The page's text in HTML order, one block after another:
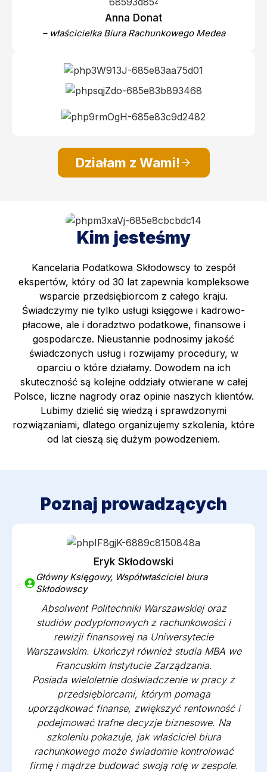
Anna Donat
– właścicielka Biura Rachunkowego Medea
Działam z Wami!
Kim jesteśmy
Kancelaria Podatkowa Skłodowscy to zespół
ekspertów, który od 30 lat zapewnia kompleksowe
wsparcie przedsiębiorcom z całego kraju.
Świadczymy nie tylko usługi księgowe i kadrowo-
płacowe, ale i doradztwo podatkowe, finansowe i
gospodarcze. Nieustannie podnosimy jakość
świadczonych usług i rozwijamy procedury, w
oparciu o które działamy. Dowodem na ich
skuteczność są kolejne oddziały otwierane w całej
Polsce, liczne nagrody oraz opinie naszych klientów.
Lubimy dzielić się wiedzą i sprawdzonymi
rozwiązaniami, dlatego organizujemy szkolenia, które
od lat cieszą się dużym powodzeniem.
Poznaj prowadzących
Eryk Skłodowski
Główny Księgowy, Współwłaściciel biura
Skłodowscy
Absolwent Politechniki Warszawskiej oraz
studiów podyplomowych z rachunkowości i
rewizji finansowej na Uniwersytecie
Warszawskim. Ukończył również studia MBA we
Francuskim Instytucie Zarządzania.
Posiada wieloletnie doświadczenie w pracy z
przedsiębiorcami, którym pomaga
uporządkować finanse, zwiększyć rentowność i
podejmować trafne decyzje biznesowe. Na
szkoleniu pokazuje, jak właściciel biura
rachunkowego może świadomie kontrolować
firmę i mądrze budować swoją rolę w zespole.